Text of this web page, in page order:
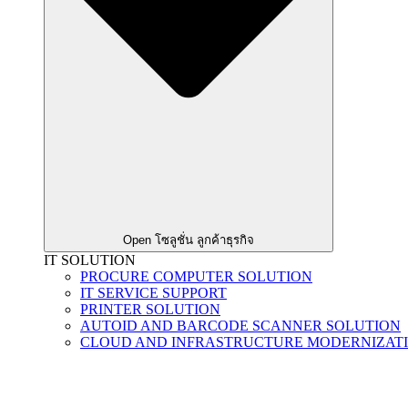
Open โซลูชั่น ลูกค้าธุรกิจ
IT SOLUTION
PROCURE COMPUTER SOLUTION
IT SERVICE SUPPORT
PRINTER SOLUTION
AUTOID AND BARCODE SCANNER SOLUTION
CLOUD AND INFRASTRUCTURE